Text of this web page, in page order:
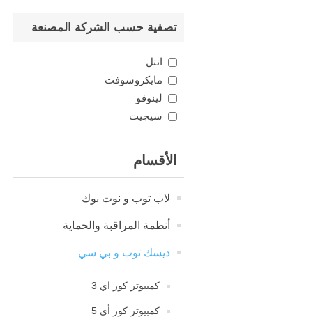
تصفية حسب الشركة المصنعة
انتل
مايكروسوفت
لينوفو
سيجيت
الأقسام
لاب توب و نوت بوك
أنظمة المراقبة والحماية
ديسك توب و بي سي
كمبيوتر كور اي 3
كمبيوتر كور أي 5